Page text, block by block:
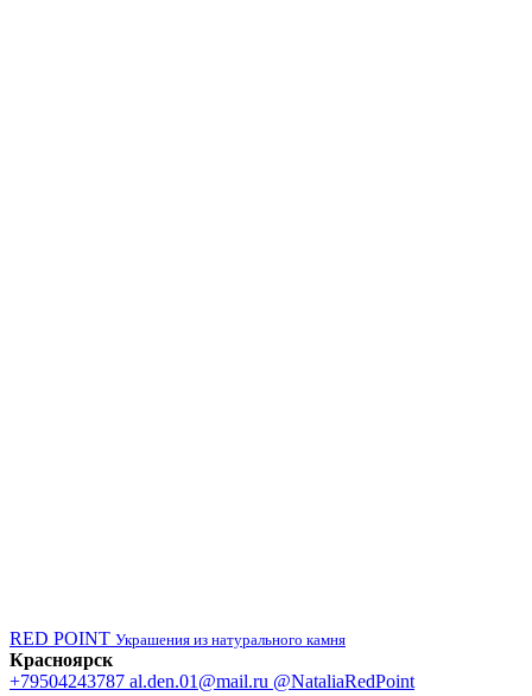
RED POINT Украшения из натурального камня
Красноярск
+79504243787 al.den.01@mail.ru @NataliaRedPoint